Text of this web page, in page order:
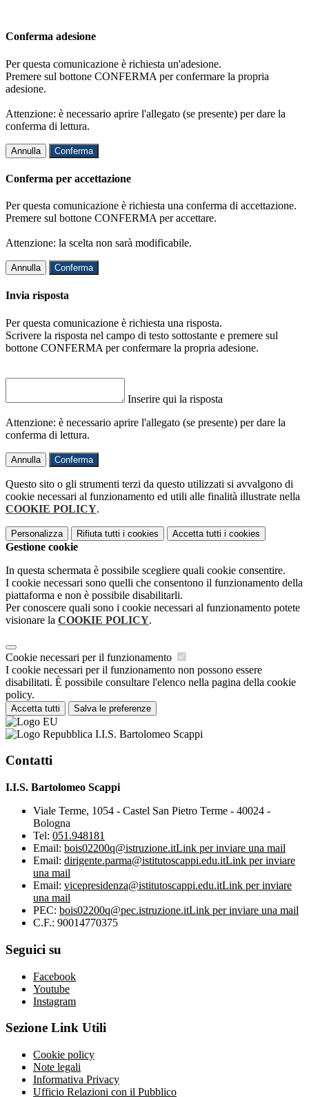
Conferma adesione
Per questa comunicazione è richiesta un'adesione.
Premere sul bottone CONFERMA per confermare la propria
adesione.
Attenzione: è necessario aprire l'allegato (se presente) per dare la
conferma di lettura.
Annulla Conferma
Conferma per accettazione
Per questa comunicazione è richiesta una conferma di accettazione.
Premere sul bottone CONFERMA per accettare.
Attenzione: la scelta non sarà modificabile.
Annulla Conferma
Invia risposta
Per questa comunicazione è richiesta una risposta.
Scrivere la risposta nel campo di testo sottostante e premere sul
bottone CONFERMA per confermare la propria adesione.
Inserire qui la risposta
Attenzione: è necessario aprire l'allegato (se presente) per dare la
conferma di lettura.
Annulla Conferma
Questo sito o gli strumenti terzi da questo utilizzati si avvalgono di
cookie necessari al funzionamento ed utili alle finalità illustrate nella
COOKIE POLICY.
Personalizza Rifiuta tutti i cookies Accetta tutti i cookies
Gestione cookie
In questa schermata è possibile scegliere quali cookie consentire.
I cookie necessari sono quelli che consentono il funzionamento della
piattaforma e non è possibile disabilitarli.
Per conoscere quali sono i cookie necessari al funzionamento potete
visionare la COOKIE POLICY.
Cookie necessari per il funzionamento
I cookie necessari per il funzionamento non possono essere
disabilitati. È possibile consultare l'elenco nella pagina della cookie
policy.
Accetta tutti Salva le preferenze
I.I.S. Bartolomeo Scappi
Contatti
I.I.S. Bartolomeo Scappi
Viale Terme, 1054 - Castel San Pietro Terme - 40024 -
Bologna
Tel: 051.948181
Email: bois02200q@istruzione.itLink per inviare una mail
Email: dirigente.parma@istitutoscappi.edu.itLink per inviare
una mail
Email: vicepresidenza@istitutoscappi.edu.itLink per inviare
una mail
PEC: bois02200q@pec.istruzione.itLink per inviare una mail
C.F.: 90014770375
Seguici su
Facebook
Youtube
Instagram
Sezione Link Utili
Cookie policy
Note legali
Informativa Privacy
Ufficio Relazioni con il Pubblico